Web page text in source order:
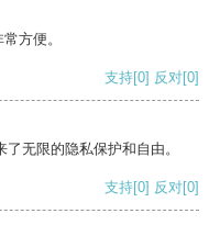
方便。
支持[0] 反对[0]
无限的隐私保护和自由。
支持[0] 反对[0]